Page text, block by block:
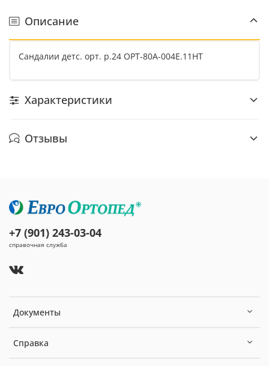
Описание
Сандалии детс. орт. р.24 ОРТ-80А-004Е.11НТ
Характеристики
Отзывы
Документы
Справка
+7 (901) 243-03-04
справочная служба